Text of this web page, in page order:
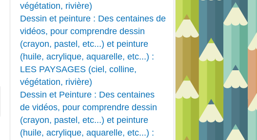
végétation, rivière)
Dessin et peinture : Des centaines de
vidéos, pour comprendre dessin
(crayon, pastel, etc...) et peinture
(huile, acrylique, aquarelle, etc...) :
LES PAYSAGES (ciel, colline,
végétation, rivière)
Dessin et Peinture : Des centaines
de vidéos, pour comprendre dessin
(crayon, pastel, etc...) et peinture
(huile, acrylique, aquarelle, etc...) :